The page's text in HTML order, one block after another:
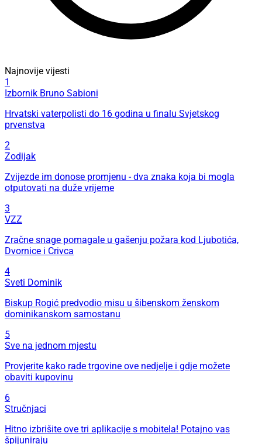
Najnovije vijesti
1
Izbornik Bruno Sabioni
Hrvatski vaterpolisti do 16 godina u finalu Svjetskog
prvenstva
2
Zodijak
Zvijezde im donose promjenu - dva znaka koja bi mogla
otputovati na duže vrijeme
3
VZZ
Zračne snage pomagale u gašenju požara kod Ljubotića,
Dvornice i Crivca
4
Sveti Dominik
Biskup Rogić predvodio misu u šibenskom ženskom
dominikanskom samostanu
5
Sve na jednom mjestu
Provjerite kako rade trgovine ove nedjelje i gdje možete
obaviti kupovinu
6
Stručnjaci
Hitno izbrišite ove tri aplikacije s mobitela! Potajno vas
špijuniraju